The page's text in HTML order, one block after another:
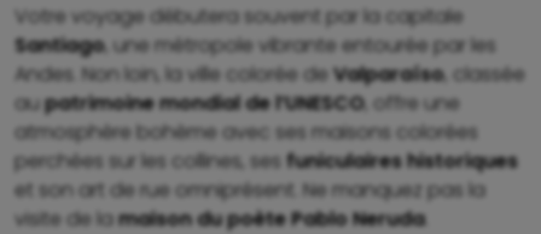
Votre voyage débutera souvent par la capitale
Santiago, une métropole vibrante entourée par les
Andes. Non loin, la ville colorée de Valparaíso, classée
aupatrimoine mondial de l’UNESCO, offre une
atmosphère bohème avec ses maisons colorées
perchées sur les collines, ses funiculaires historiques
et son art de rue omniprésent. Ne manquez pas la
visite de lamaison du poète Pablo Neruda.